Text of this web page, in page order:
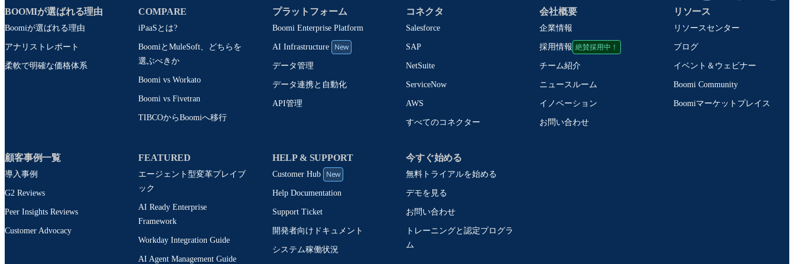
BOOMIが選ばれる理由
Boomiが選ばれる理由
アナリストレポート
柔軟で明確な価格体系
COMPARE
iPaaSとは?
BoomiとMuleSoft、どちらを
選ぶべきか
Boomi vs Workato
Boomi vs Fivetran
TIBCOからBoomiへ移行
プラットフォーム
Boomi Enterprise Platform
AI Infrastructure New
データ管理
データ連携と自動化
API管理
コネクタ
Salesforce
SAP
NetSuite
ServiceNow
AWS
すべてのコネクター
会社概要
企業情報
採用情報 絶賛採用中！
チーム紹介
ニュースルーム
イノベーション
お問い合わせ
リソース
リソースセンター
ブログ
イベント＆ウェビナー
Boomi Community
Boomiマーケットプレイス
顧客事例一覧
導入事例
G2 Reviews
Peer Insights Reviews
Customer Advocacy
FEATURED
エージェント型変革プレイブ
ック
AI Ready Enterprise
Framework
Workday Integration Guide
AI Agent Management Guide
HELP & SUPPORT
Customer Hub New
Help Documentation
Support Ticket
開発者向けドキュメント
システム稼働状況
今すぐ始める
無料トライアルを始める
デモを見る
お問い合わせ
トレーニングと認定プログラ
ム